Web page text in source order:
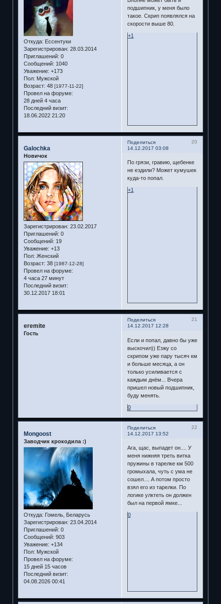
Откуда: Ессентуки
Зарегистрирован: 28.03.2014
Приглашений: 0
Сообщений: 1040
Уважение: +173
Пол: Мужской
Возраст: 48 [1977-11-22]
Провел на форуме:
28 дней 4 часа
Последний визит:
18.06.2022 21:20
подшипник, у меня было
такое. Скрип появлялся на
скорости выше 80.
+1
Поделиться
20
14.12.2017 03:08
Galochka
Новичок
Зарегистрирован: 23.02.2017
Приглашений: 0
Сообщений: 19
Уважение: +13
Пол: Женский
Возраст: 38 [1987-12-28]
Провел на форуме:
4 часа 27 минут
Последний визит:
30.12.2017 18:01
По грязи, гравию, щебенке
не ездили? Может кумушек
куда-то попал.
+1
Поделиться
21
14.12.2017 12:28
eremite
Гость
Если и попал, давно бы уже
выскочил)) Езжу со
скрипом уже пару тысяч км
и больше месяца, а он
только усиливается с
каждым днём... Вчера
пришел новый подшипник,
буду менять.
0
Поделиться
22
14.12.2017 13:52
Mongoost
Заводчик крокодила :)
Откуда: Гомель, Беларусь
Зарегистрирован: 23.04.2014
Приглашений: 0
Сообщений: 903
Уважение: +134
Пол: Мужской
Провел на форуме:
15 дней 15 часов
Последний визит:
04.08.2026 00:41
Ага, щас, выпадет он.... У
меня нижняя треть витка
пружины в тарелке км 500
громыхала, чуть с ума не
сошел.... А потом просто
взял его из тарелки. По
логике улктеть он должен
был на первой ямке...
0